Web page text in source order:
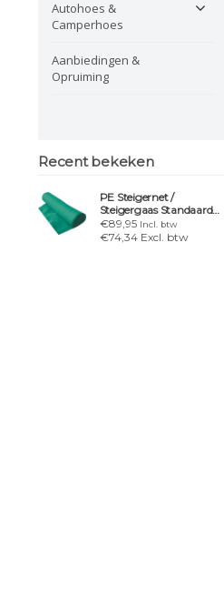
Autohoes &
Camperhoes
Aanbiedingen &
Opruiming
Recent bekeken
PE Steigernet /
Steigergaas Standaard
2,57x50mtr
€89,95 Incl. btw
€74,34 Excl. btw